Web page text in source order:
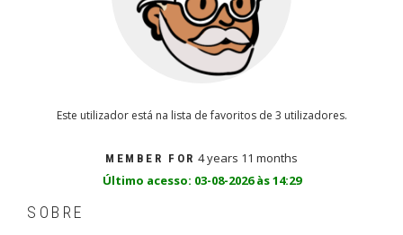
Este utilizador está na lista de favoritos de 3 utilizadores.
MEMBER FOR 4 years 11 months
Último acesso: 03-08-2026 às 14:29
SOBRE